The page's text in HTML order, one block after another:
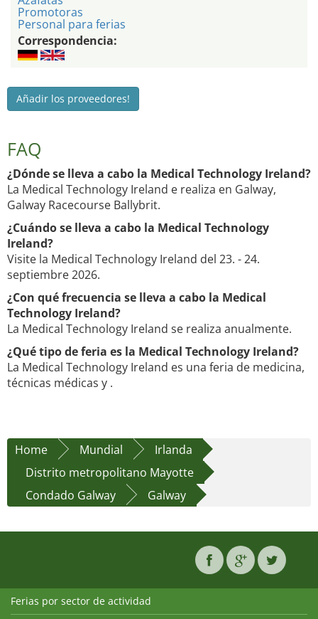
Promotoras
Personal para ferias
Correspondencia:
Añadir los proveedores!
FAQ
¿Dónde se lleva a cabo la Medical Technology Ireland?
La Medical Technology Ireland e realiza en Galway,
Galway Racecourse Ballybrit.
¿Cuándo se lleva a cabo la Medical Technology
Ireland?
Visite la Medical Technology Ireland del 23. - 24.
septiembre 2026.
¿Con qué frecuencia se lleva a cabo la Medical
Technology Ireland?
La Medical Technology Ireland se realiza anualmente.
¿Qué tipo de feria es la Medical Technology Ireland?
La Medical Technology Ireland es una feria de medicina,
técnicas médicas y .
Home Mundial
Irlanda
Distrito metropolitano Mayotte
Condado Galway
Galway
Ferias por sector de actividad